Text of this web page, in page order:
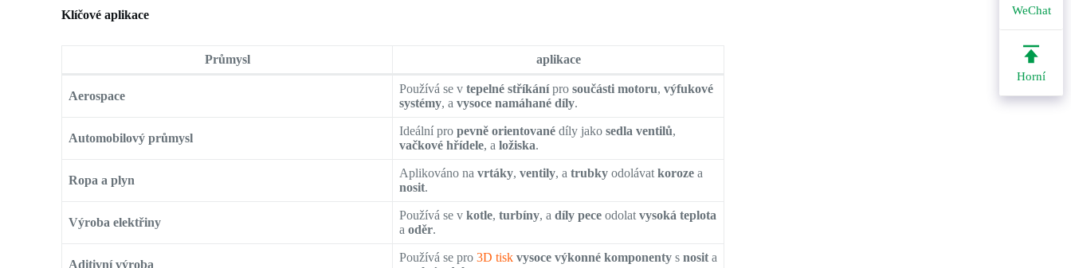
WeChat
Horní
Klíčové aplikace
Průmysl aplikace
Aerospace
Používá se vtepelné stříkáníprosoučásti motoru,výfukové
systémy, avysoce namáhané díly.
Automobilový průmysl
Ideální propevně orientované díly jakosedla ventilů,
vačkové hřídele, aložiska.
Ropa a plyn
Aplikováno navrtáky,ventily, atrubky odolávatkoroze a
nosit.
Výroba elektřiny
Používá se vkotle,turbíny, adíly pece odolatvysoká teplota
aoděr.
Aditivní výroba
Používá se pro 3D tisk vysoce výkonné komponenty snosit a